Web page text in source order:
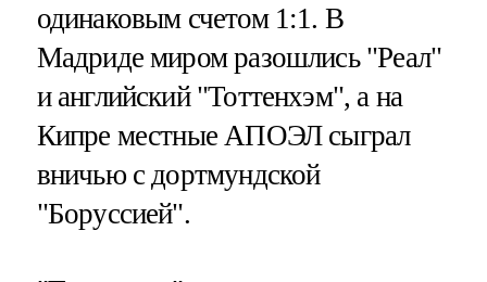
одинаковым счетом 1:1. В
Мадриде миром разошлись "Реал"
и английский "Тоттенхэм", а на
Кипре местные АПОЭЛ сыграл
вничью с дортмундской
"Боруссией".